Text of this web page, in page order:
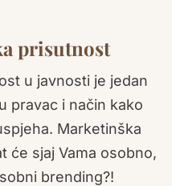
prisutnost
u javnosti je jedan
pravac i način kako
Marketinška
će sjaj Vama osobno,
brending?!